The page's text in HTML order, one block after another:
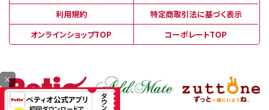
利用規約
特定商取引法に基づく表示
オンラインショップTOP
コーポレートTOP
×